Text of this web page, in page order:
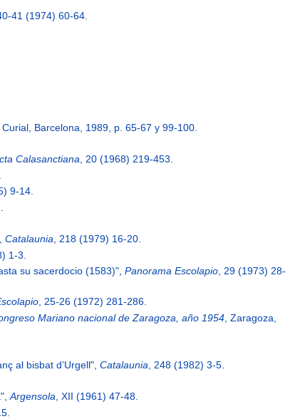
41 (1974) 60-64.
, Curial, Barcelona, 1989, p. 65-67 y 99-100.
Calasanctiana, 20 (1968) 219-453.
9-14.
Catalaunia, 218 (1979) 16-20.
1-3.
su sacerdocio (1583)",Panorama Escolapio , 29 (1973) 28-
, 25-26 (1972) 281-286.
Mariano nacional de Zaragoza, año 1954 , Zaragoza,
al bisbat d’Urgell",Catalaunia , 248 (1982) 3-5.
Argensola, XII (1961) 47-48.